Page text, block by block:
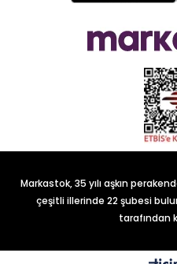
Markastok, 35 yılı aşkın
çeşitli illerinde 22 şubesi
tarafından